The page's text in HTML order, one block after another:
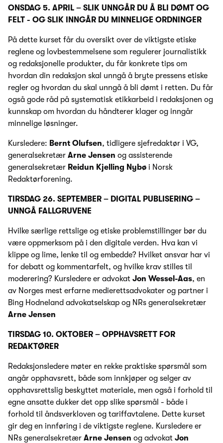
ONSDAG 5. APRIL – SLIK UNNGÅR DU Å BLI DØMT OG
FELT - OG SLIK INNGÅR DU MINNELIGE ORDNINGER
På dette kurset får du oversikt over de viktigste etiske
reglene og lovbestemmelsene som regulerer journalistikk
og redaksjonelle produkter, du får konkrete tips om
hvordan din redaksjon skal unngå å bryte pressens etiske
regler og hvordan du skal unngå å bli dømt i retten. Du får
også gode råd på systematisk etikkarbeid i redaksjonen og
kunnskap om hvordan du håndterer klager og inngår
minnelige løsninger.
Kursledere: Bernt Olufsen, tidligere sjefredaktør i VG,
generalsekretær Arne Jensen og assisterende
generalsekretær Reidun Kjelling Nybø i Norsk
Redaktørforening.
TIRSDAG 26. SEPTEMBER – DIGITAL PUBLISERING –
UNNGÅ FALLGRUVENE
Hvilke særlige rettslige og etiske problemstillinger bør du
være oppmerksom på i den digitale verden. Hva kan vi
klippe og lime, lenke til og embedde? Hvilket ansvar har vi
for debatt og kommentarfelt, og hvilke krav stilles til
moderering? Kursledere er advokat Jon Wessel-Aas, en
av Norges mest erfarne medierettsadvokater og partner i
Bing Hodneland advokatselskap og NRs generalsekretær
Arne Jensen
TIRSDAG 10. OKTOBER – OPPHAVSRETT FOR
REDAKTØRER
Redaksjonsledere møter en rekke praktiske spørsmål som
angår opphavsrett, både som innkjøper og selger av
opphavsrettslig beskyttet materiale, men også i forhold til
egne ansatte dukker det opp slike spørsmål - både i
forhold til åndsverkloven og tariffavtalene. Dette kurset
gir deg en innføring i de viktigste reglene. Kursledere er
NRs generalsekretær Arne Jensen og advokat Jon